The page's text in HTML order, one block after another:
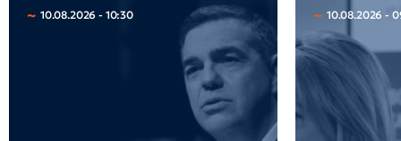
10.08.2026 - 10:30 10.08.2026 -